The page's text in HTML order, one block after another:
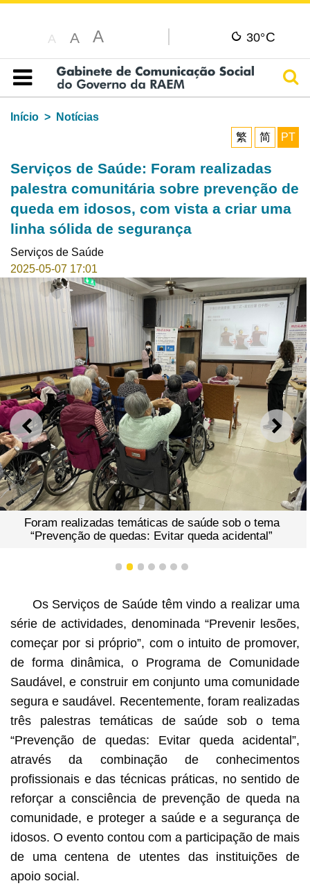
A A A 30°C
Índice
Início
Notícias
繁
简 PT
Serviços de Saúde: Foram realizadas
palestra comunitária sobre prevenção de
queda em idosos, com vista a criar uma
linha sólida de segurança
Serviços de Saúde
2025-05-07 17:01
ANTERIOR
Foram realizadas temáticas de saúde sob o tema
“Prevenção de quedas: Evitar queda acidental”
1 2 3 4 5 6 7
Os Serviços de Saúde têm vindo a realizar uma
série de actividades, denominada “Prevenir lesões,
começar por si próprio”, com o intuito de promover,
de forma dinâmica, o Programa de Comunidade
Saudável, e construir em conjunto uma comunidade
segura e saudável. Recentemente, foram realizadas
três palestras temáticas de saúde sob o tema
“Prevenção de quedas: Evitar queda acidental”,
através da combinação de conhecimentos
profissionais e das técnicas práticas, no sentido de
reforçar a consciência de prevenção de queda na
comunidade, e proteger a saúde e a segurança de
idosos. O evento contou com a participação de mais
de uma centena de utentes das instituições de
apoio social.